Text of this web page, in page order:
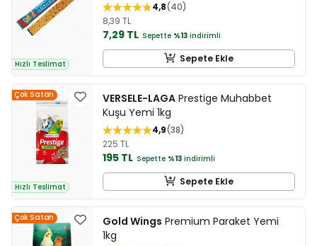
Hızlı Teslimat
4,8 40
8,39 TL
7,29 TL Sepette %13 indirimli
Sepete Ekle
Çok Satan
Hızlı Teslimat
VERSELE-LAGA Prestige Muhabbet
Kuşu Yemi 1kg
4,9 38
225 TL
195 TL Sepette %13 indirimli
Sepete Ekle
Çok Satan Gold Wings Premium Paraket Yemi
1kg